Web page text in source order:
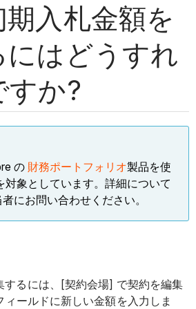
入札金額を
にはどうすれ
すか?
の 財務ポートフォリオ製品を使
対象としています。詳細について
にお問い合わせください。
するには、[契約会場] で契約を編集
ールドに新しい金額を入力しま